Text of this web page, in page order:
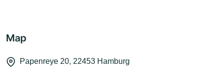
Map
Papenreye 20, 22453 Hamburg